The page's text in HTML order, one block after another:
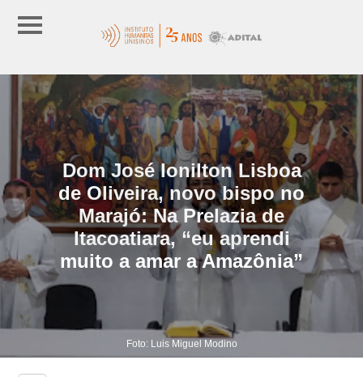
Dom José Ionilton Lisboa
de Oliveira, novo bispo no
Marajó: Na Prelazia de
Itacoatiara, “eu aprendi
muito a amar a Amazônia”
Foto: Luis Miguel Modino